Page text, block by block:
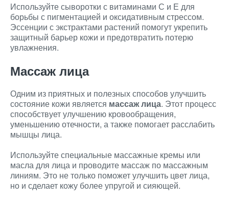
Используйте сыворотки с витаминами С и Е для
борьбы с пигментацией и оксидативным стрессом.
Эссенции с экстрактами растений помогут укрепить
защитный барьер кожи и предотвратить потерю
увлажнения.
Массаж лица
Одним из приятных и полезных способов улучшить
состояние кожи является массаж лица. Этот процесс
способствует улучшению кровообращения,
уменьшению отечности, а также помогает расслабить
мышцы лица.
Используйте специальные массажные кремы или
масла для лица и проводите массаж по массажным
линиям. Это не только поможет улучшить цвет лица,
но и сделает кожу более упругой и сияющей.